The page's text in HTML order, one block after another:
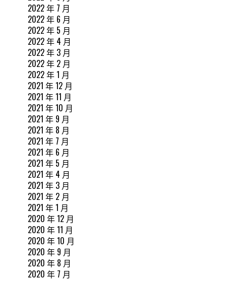
2022 年 7 月
2022 年 6 月
2022 年 5 月
2022 年 4 月
2022 年 3 月
2022 年 2 月
2022 年 1 月
2021 年 12 月
2021 年 11 月
2021 年 10 月
2021 年 9 月
2021 年 8 月
2021 年 7 月
2021 年 6 月
2021 年 5 月
2021 年 4 月
2021 年 3 月
2021 年 2 月
2021 年 1 月
2020 年 12 月
2020 年 11 月
2020 年 10 月
2020 年 9 月
2020 年 8 月
2020 年 7 月